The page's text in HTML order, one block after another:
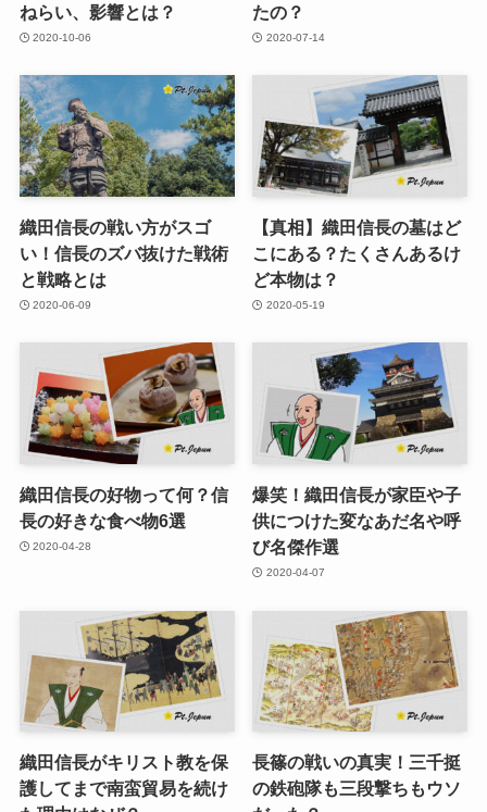
ねらい、影響とは？
2020-10-06
たの？
2020-07-14
織田信長の戦い方がスゴ
い！信長のズバ抜けた戦術
と戦略とは
2020-06-09
【真相】織田信長の墓はど
こにある？たくさんあるけ
ど本物は？
2020-05-19
織田信長の好物って何？信
長の好きな食べ物6選
2020-04-28
爆笑！織田信長が家臣や子
供につけた変なあだ名や呼
び名傑作選
2020-04-07
織田信長がキリスト教を保
護してまで南蛮貿易を続け
長篠の戦いの真実！三千挺
の鉄砲隊も三段撃ちもウソ